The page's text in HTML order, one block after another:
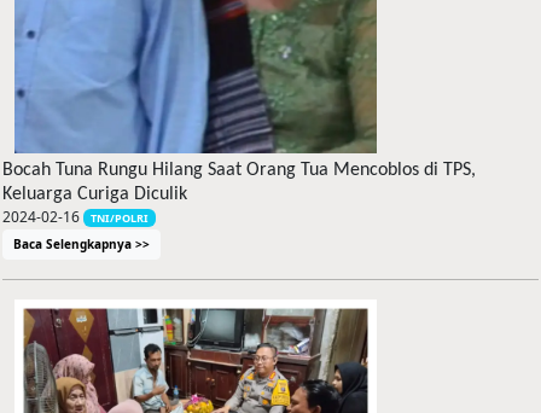
Bocah Tuna Rungu Hilang Saat Orang Tua Mencoblos di TPS,
Keluarga Curiga Diculik
2024-02-16 TNI/POLRI
Baca Selengkapnya >>